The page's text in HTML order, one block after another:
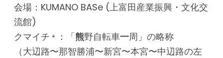
会場：KUMANO BASe (上富田産業振興・文化交
流館)
クマイチ ＊ ：「熊野自転車一周」の略称
（大辺路〜那智勝浦〜新宮〜本宮〜中辺路の左